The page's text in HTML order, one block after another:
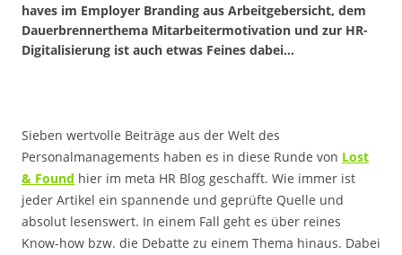
haves im Employer Branding aus Arbeitgebersicht, dem
Dauerbrennerthema Mitarbeitermotivation und zur HR-
Digitalisierung ist auch etwas Feines dabei…
Sieben wertvolle Beiträge aus der Welt des
Personalmanagements haben es in diese Runde von Lost
& Found hier im meta HR Blog geschafft. Wie immer ist
jeder Artikel ein spannende und geprüfte Quelle und
absolut lesenswert. In einem Fall geht es über reines
Know-how bzw. die Debatte zu einem Thema hinaus. Dabei